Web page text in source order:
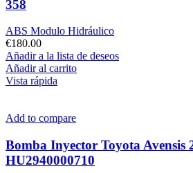
358
ABS Modulo Hidráulico
€180.00
Añadir a la lista de deseos
Añadir al carrito
Vista rápida
Add to compare
Bomba Inyector Toyota Avensis
HU2940000710